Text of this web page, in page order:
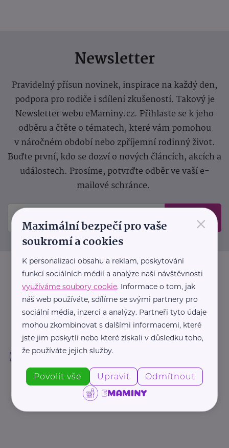
Newsletter
Pravidelný přísun novinek, inspirace na každý den,
podpora pro rodiče i sdílení zkušeností. Takový je
Newsletter webu eMaminy.cz. Přihlaste se k jeho
odběru a čtěte o tématech, které vám pomohou
v náročném období nebo zpříjemní rodinný život.
Buďte první, kdo se dozví o nových článcích, akcích a
událostech. Prosíme, potvrďte odběr ve vaší e-
mailové schránce.
Odeslat
×
Maximální bezpečí pro vaše
soukromí a cookies
K personalizaci obsahu a reklam, poskytování
funkcí sociálních médií a analýze naší návštěvnosti
využíváme soubory cookie. Informace o tom, jak
náš web používáte, sdílíme se svými partnery pro
sociální média, inzerci a analýzy. Partneři tyto údaje
mohou zkombinovat s dalšími informacemi, které
jste jim poskytli nebo které získali v důsledku toho,
že používáte jejich služby.
Povolit vše Upravit Odmítnout